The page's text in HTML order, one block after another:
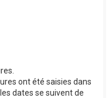
ont été saisies dans
dates se suivent de